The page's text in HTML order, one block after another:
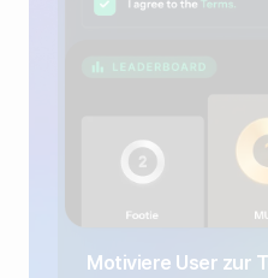
Motiviere User zur